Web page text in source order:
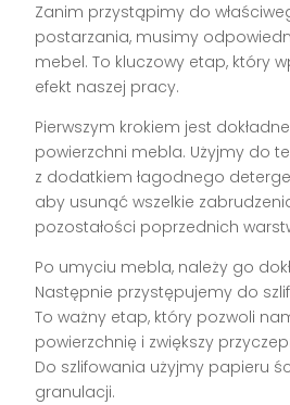
Zanim przystąpimy do
postarzania, musimy
mebel. To kluczowy etap, który
efekt naszej pracy.
Pierwszym krokiem jest
powierzchni mebla. Użyjmy do
z dodatkiem łagodnego
aby usunąć wszelkie
pozostałości poprzednich
Po umyciu mebla, należy go
Następnie przystępujemy do
To ważny etap, który pozwoli
powierzchnię i zwiększy
Do szlifowania użyjmy papieru
granulacji.